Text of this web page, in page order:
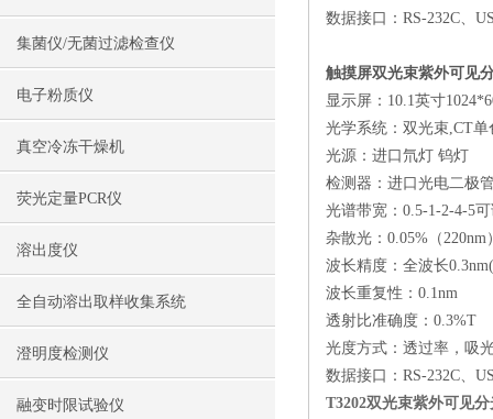
集菌仪/无菌过滤检查仪
电子粉质仪
真空冷冻干燥机
荧光定量PCR仪
溶出度仪
全自动溶出取样收集系统
澄明度检测仪
融变时限试验仪
数据接口：RS-232C、
触摸屏双光束紫外可见
显示屏：10.1英寸
光学系统：双光束,CT单
光源：进口氘灯 钨灯
检测器：进口光电二极
光谱带宽：0.5-1-2-4-5
杂散光：0.05%（220nm
波长精度：全波长
波长重复性：0.1nm
透射比准确度：0.3%T
光度方式：透过率，吸
数据接口：RS-232C、
T3202双光束紫外可见